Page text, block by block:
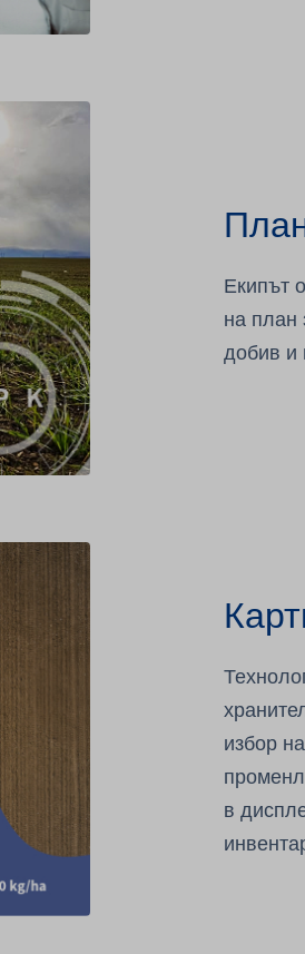
Екипът
на план
добив и
избор
в